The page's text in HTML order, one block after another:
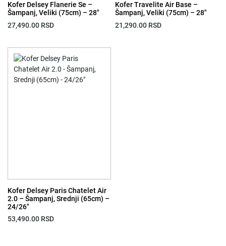
Kofer Delsey Flanerie Se –
Šampanj, Veliki (75cm) – 28″
27,490.00 RSD
Kofer Travelite Air Base –
Šampanj, Veliki (75cm) – 28″
21,290.00 RSD
Kofer Delsey Paris Chatelet Air
2.0 – Šampanj, Srednji (65cm) –
24/26″
53,490.00 RSD